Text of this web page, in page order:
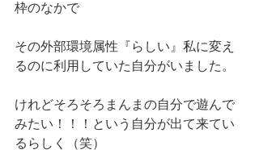
枠のなかで
その外部環境属性『らしい』私に変え
るのに利用していた自分がいました。
けれどそろそろまんまの自分で遊んで
みたい！！！という自分が出て来てい
るらしく（笑）